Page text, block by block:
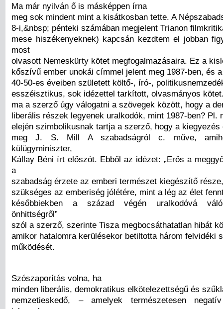
Ma már nyilván ő is másképpen írna
meg sok mindent mint a kisátkosban tette. A
8-i,&nbsp; pénteki számában megjelent Trianon
mese hiszékenyeknek) kapcsán kezdtem el jobban
most
olvasott Nemeskürty kötet megfogalmazásaira. Ez a
kőszívű ember unokái címmel jelent meg 1987-ben, és
40-50-es éveiben született költő-, író-,
esszéisztikus, sok idézettel tarkított, olvasmányos
ma a szerző úgy válogatni a szövegek között, hogy a
liberális részek legyenek uralkodók, mint 1987-ben? Pl.
elején szimbolikusnak tartja a szerző, hogy a kiegyezés
meg J. S. Mill A szabadságról c. műve,
külügyminiszter,
Kállay Béni írt előszót. Ebből az idézet: „Erős a
a
szabadság érzete az emberi természet kiegészítő
szükséges az emberiség jólétére, mint a lég az élet
későbbiekben a század végén uralkodóvá váló
önhittségről”
szól a szerző, szerinte Tisza megbocsáthatatlan hibát
amikor hatalomra kerülésekor betiltotta három felvidéki
működését.
Szószaporítás volna, ha
minden liberális, demokratikus elkötelezettségű és
nemzetieskedő, – amelyek természetesen